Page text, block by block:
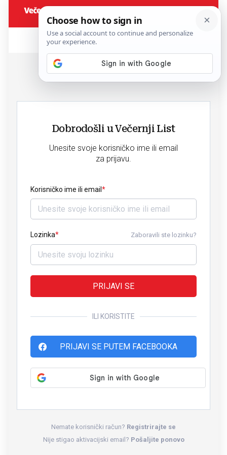
Dobrodošli u Večernji List
Unesite svoje korisničko ime ili email
za prijavu.
Korisničko ime ili email
Lozinka Zaboravili ste lozinku?
PRIJAVI SE
ILI KORISTITE
PRIJAVI SE PUTEM FACEBOOKA
Nemate korisnički račun? Registrirajte se
Nije stigao aktivacijski email? Pošaljite ponovo